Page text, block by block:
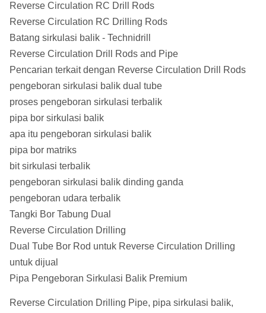
5.5mm
Spanner
Flat
Berat
3.0m
75kg.
Berat
6.0m
120kg.
Reverse Circulation RC Drill Rods
Reverse Circulation RC Drilling Rods
Batang sirkulasi balik - Technidrill
Reverse Circulation Drill Rods and Pipe
Pencarian terkait dengan Reverse Circulation Drill Rods
pengeboran sirkulasi balik dual tube
proses pengeboran sirkulasi terbalik
pipa bor sirkulasi balik
apa itu pengeboran sirkulasi balik
pipa bor matriks
bit sirkulasi terbalik
pengeboran sirkulasi balik dinding ganda
pengeboran udara terbalik
Tangki Bor Tabung Dual
Reverse Circulation Drilling
Dual Tube Bor Rod untuk Reverse Circulation Drilling
untuk dijual
Pipa Pengeboran Sirkulasi Balik Premium
Reverse Circulation Drilling Pipe, pipa sirkulasi balik,